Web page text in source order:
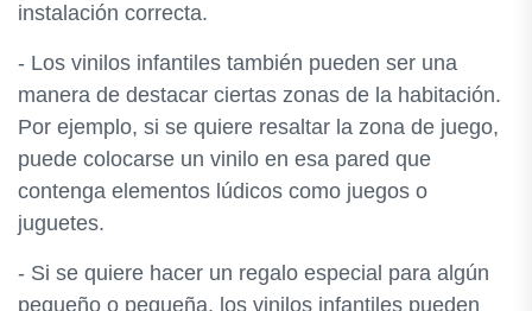
instalación correcta.
- Los vinilos infantiles también pueden ser una
manera de destacar ciertas zonas de la habitación.
Por ejemplo, si se quiere resaltar la zona de juego,
puede colocarse un vinilo en esa pared que
contenga elementos lúdicos como juegos o
juguetes.
- Si se quiere hacer un regalo especial para algún
pequeño o pequeña, los vinilos infantiles pueden